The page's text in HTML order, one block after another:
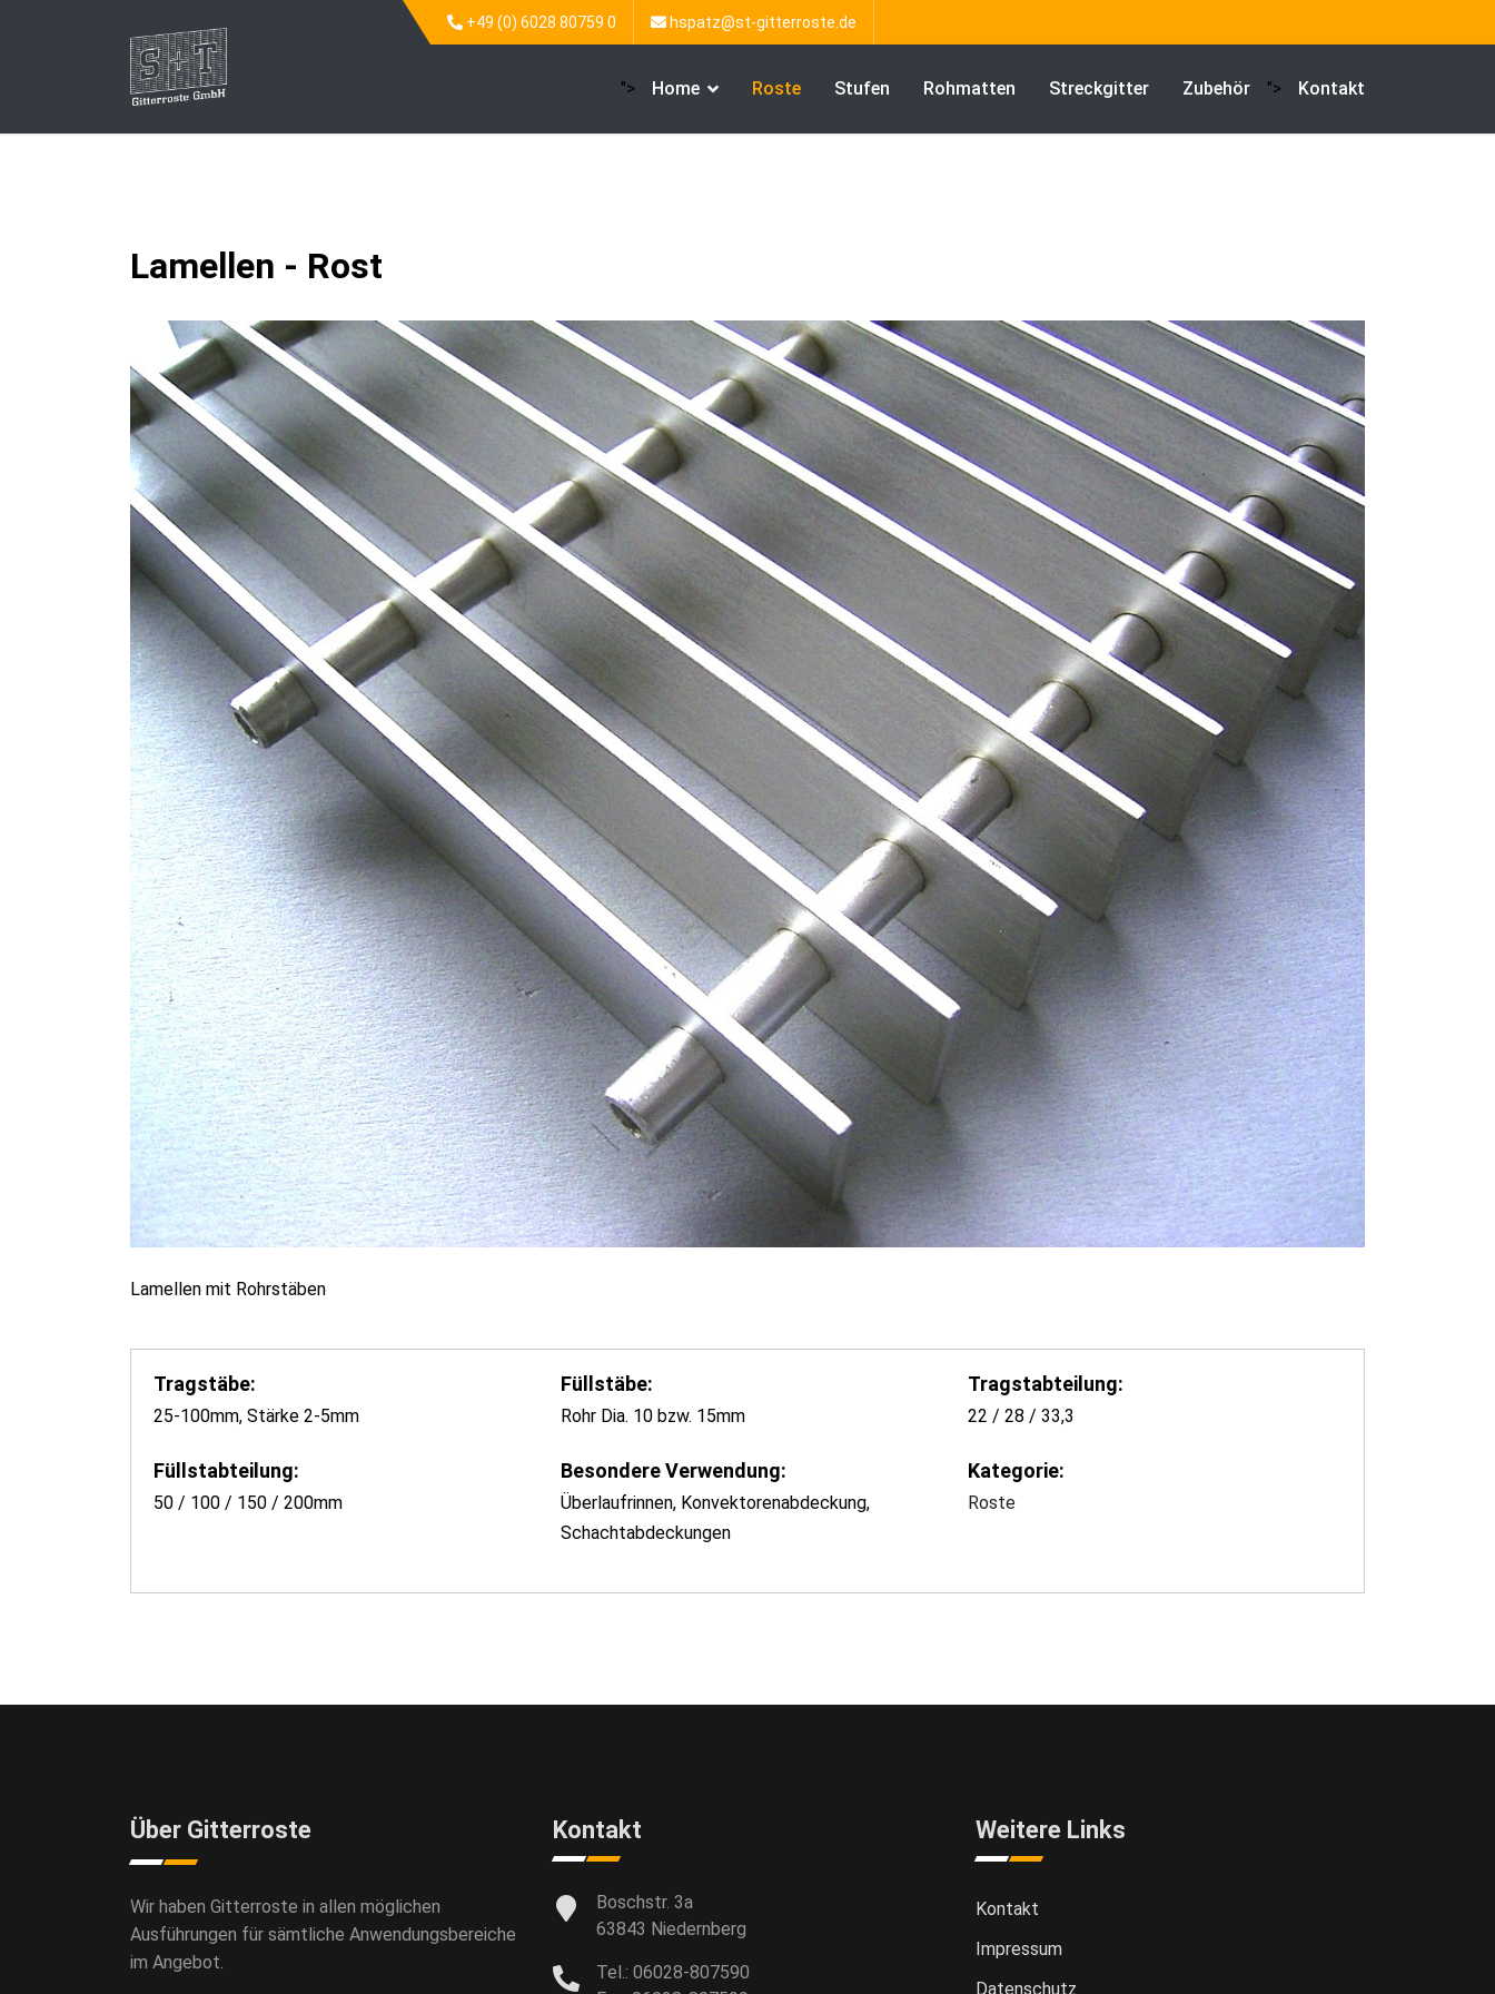
+49 (0) 6028 80759 0 hspatz@st-gitterroste.de
"> Home Roste Stufen Rohmatten Streckgitter Zubehör "> Kontakt
Lamellen - Rost
Lamellen mit Rohrstäben
Tragstäbe:
25-100mm, Stärke 2-5mm
Füllstäbe:
Rohr Dia. 10 bzw. 15mm
Tragstabteilung:
22 / 28 / 33,3
Füllstabteilung:
50 / 100 / 150 / 200mm
Besondere Verwendung:
Überlaufrinnen, Konvektorenabdeckung,
Schachtabdeckungen
Kategorie:
Roste
Über Gitterroste
Wir haben Gitterroste in allen möglichen
Ausführungen für sämtliche Anwendungsbereiche
im Angebot.
Kontakt
Boschstr. 3a
63843 Niedernberg
Tel.: 06028-807590
Weitere Links
Kontakt
Impressum
Datenschutz